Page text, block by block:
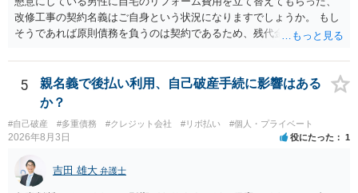
改修工事の契約名義はご自身という状況になりますでしょうか。 もし
そうであれば原則債務を負うのは契約であるため、残代金を捻出して
ます。 入籍した場合でも、原則契約者が単独で全ての債務を負うこと
には変わりがありません。 なかなか対応に難しい案件であり、公開の
場でアドバイスを行うのも限界があるように思われますので、資料等
を持参のうえ個別に弁護士に相談されることをお勧めします。
5
親名義で後払い利用、自己破産手続に影響はある
か？
#自己破産 #多重債務 #クレジット会社 #リボ払い #個人・プライベート
2026年8月3日 役にたった 1
吉田 雄大 弁護士